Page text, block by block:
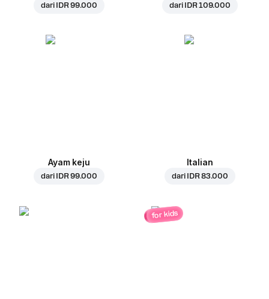
dari IDR 99.000 dari IDR 109.000
Ayam keju
dari IDR 99.000
Italian
dari IDR 83.000
for kids